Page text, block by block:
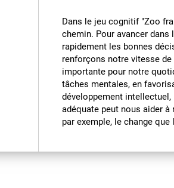
Dans le jeu cognitif "Zoo
chemin. Pour avancer
rapidement les bonnes
renforçons notre vitesse
importante pour notre
tâches mentales, en
développement
adéquate peut nous aider
par exemple, le change